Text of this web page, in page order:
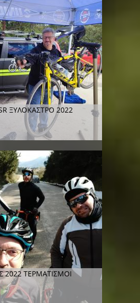
ΞΥΛΟΚΑΣΤΡΟ 2022
2022 ΤΕΡΜΑΤΙΣΜΟΙ